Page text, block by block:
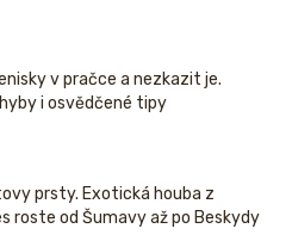
v pračce a nezkazit je.
i osvědčené tipy
prsty. Exotická houba z
roste od Šumavy až po Beskydy